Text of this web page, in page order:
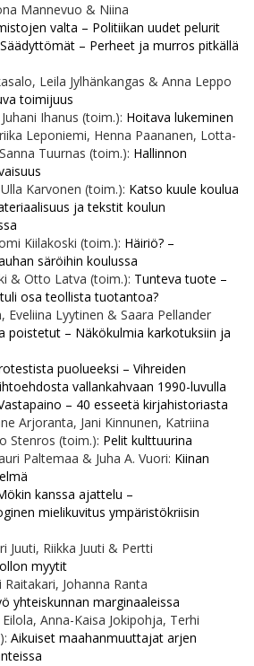
Mannevuo & Niina
valta – Politiikan uudet pelurit
Säädyttömät – Perheet ja murros pitkällä
Leila Jylhänkangas & Anna Leppo
toimijuus
Ihanus (toim.): Hoitava lukeminen
Leponiemi, Henna Paananen, Lotta-
Tuurnas (toim.): Hallinnon
Karvonen (toim.): Katso kuule koulua
ja tekstit koulun
Kiilakoski (toim.): Häiriö? –
säröihin koulussa
& Otto Latva (toim.): Tunteva tuote –
osa teollista tuotantoa?
Eveliina Lyytinen & Saara Pellander
poistetut – Näkökulmia karkotuksiin ja
puolueeksi – Vihreiden
vallankahvaan 1990-luvulla
– 40 esseetä kirjahistoriasta
Arjoranta, Jani Kinnunen, Katriina
Stenros (toim.): Pelit kulttuurina
Paltemaa & Juha A. Vuori: Kiinan
kanssa ajattelu –
mielikuvitus ympäristökriisin
Juuti, Riikka Juuti & Pertti
myytit
Raitakari, Johanna Ranta
yhteiskunnan marginaaleissa
Anna-Kaisa Jokipohja, Terhi
Aikuiset maahanmuuttajat arjen